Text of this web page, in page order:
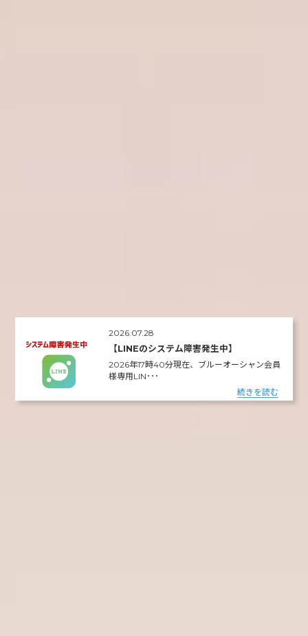
2026.07.28
【LINEのシステム障害発生中】
2026年17時40分現在、ブルーオーシャン会員
様専用LIN･･･
続きを読む